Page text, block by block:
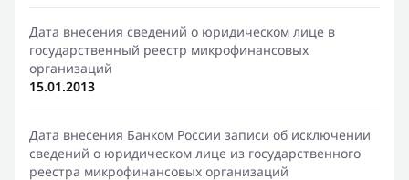
Дата внесения сведений о юридическом лице в
государственный реестр микрофинансовых
организаций
15.01.2013
Дата внесения Банком России записи об исключении
сведений о юридическом лице из государственного
реестра микрофинансовых организаций